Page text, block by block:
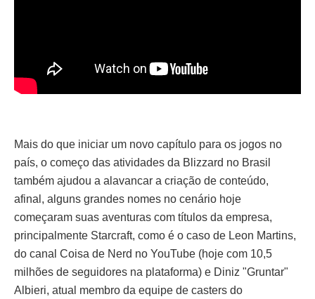
Mais do que iniciar um novo capítulo para os jogos no
país, o começo das atividades da Blizzard no Brasil
também ajudou a alavancar a criação de conteúdo,
afinal, alguns grandes nomes no cenário hoje
começaram suas aventuras com títulos da empresa,
principalmente Starcraft, como é o caso de Leon Martins,
do canal Coisa de Nerd no YouTube (hoje com 10,5
milhões de seguidores na plataforma) e Diniz "Gruntar"
Albieri, atual membro da equipe de casters do